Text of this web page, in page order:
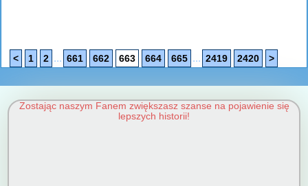
< 1 2 ... 661 662 663 664 665 ... 2419 2420 >
Zostając naszym Fanem zwiększasz szanse na pojawienie się
lepszych historii!